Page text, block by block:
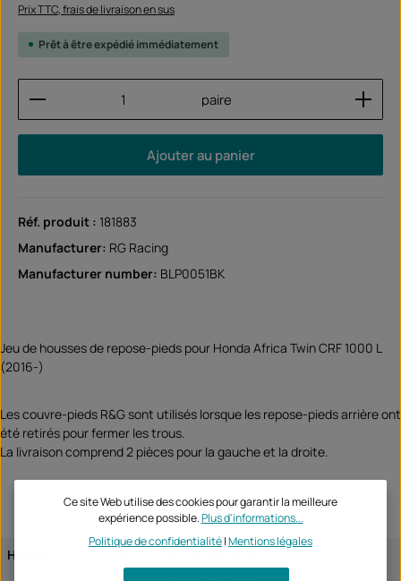
Prix TTC, frais de livraison en sus
Prêt à être expédié immédiatement
Quantité de produit : Entrez la quantité
paire
Ajouter au panier
Réf. produit : 181883
Manufacturer: RG Racing
Manufacturer number: BLP0051BK
Jeu de housses de repose-pieds pour Honda Africa Twin CRF 1000 L
(2016-)
Les couvre-pieds R&G sont utilisés lorsque les repose-pieds arrière ont
été retirés pour fermer les trous.
La livraison comprend 2 pièces pour la gauche et la droite.
Honda
CRF1000L Africa Twin 2017
Ce site Web utilise des cookies pour garantir la meilleure
expérience possible.Plus d'informations...
Politique de confidentialité|Mentions légales